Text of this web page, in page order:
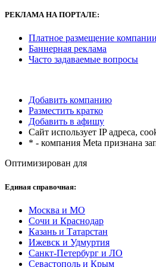
РЕКЛАМАНА ПОРТАЛЕ:
Платное размещение компании
Баннерная реклама
Часто задаваемые вопросы
Добавить компанию
Разместить кратко
Добавить в афишу
Сайт использует IP адреса,
* - компания Meta признана
Оптимизирован для
Единая справочная:
Москва и МО
Сочи и Краснодар
Казань и Татарстан
Ижевск и Удмуртия
Санкт-Петербург и ЛО
Севастополь и Крым